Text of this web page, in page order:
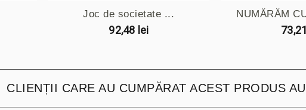
Joc de societate ...
92,48 lei
NUMĂRĂM
CLIENȚII CARE AU CUMPĂRAT ACEST PRODUS